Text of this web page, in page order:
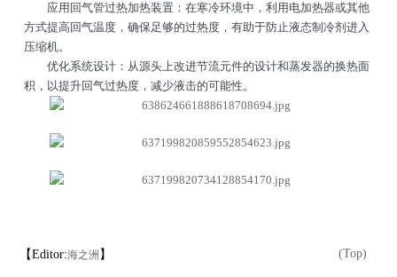
应用回气管过热加热装置：在寒冷环境中，利用电加热器或其他
方式提高回气温度，确保足够的过热度，有助于防止液态制冷剂进入
压缩机。
优化系统设计：从源头上改进节流元件的设计和蒸发器的换热面
积，以提升回气过热度，减少液击的可能性。
【Editor:海之洲 】 (Top)